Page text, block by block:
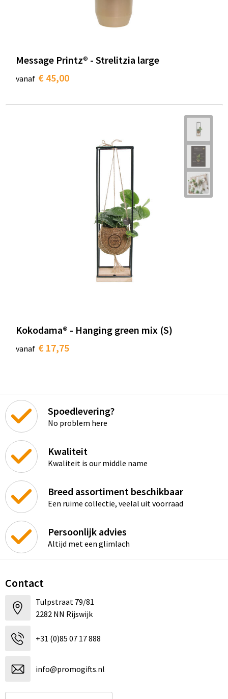
Message Printz® - Strelitzia large
vanaf € 45,00
Kokodama® - Hanging green mix (S)
vanaf € 17,75
Spoedlevering?
No problem here
Kwaliteit
Kwaliteit is our middle name
Breed assortiment beschikbaar
Een ruime collectie, veelal uit voorraad
Persoonlijk advies
Altijd met een glimlach
Contact
Tulpstraat 79/81
2282 NN Rijswijk
+31 (0)85 07 17 888
info@promogifts.nl